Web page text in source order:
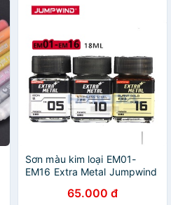
Sơn màu kim loại EM01-
EM16 Extra Metal Jumpwind
65.000 đ